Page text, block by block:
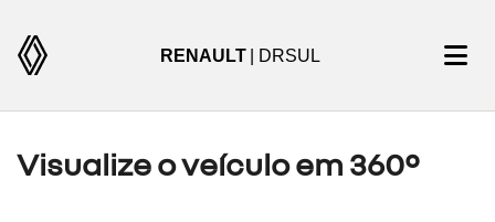
RENAULT | DRSUL
Visualize o veículo em 360°